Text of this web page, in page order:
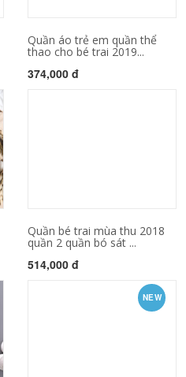
Quần áo trẻ em quần thể
thao cho bé trai 2019...
374,000 đ
Quần bé trai mùa thu 2018
quần 2 quần bó sát ...
514,000 đ
NEW